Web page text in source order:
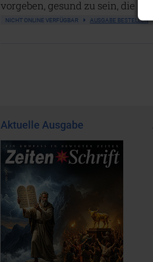
vorgeben, gesund zu sein, die
NICHT ONLINE VERFÜGBAR AUSGABE BESTELLEN
Aktuelle Ausgabe